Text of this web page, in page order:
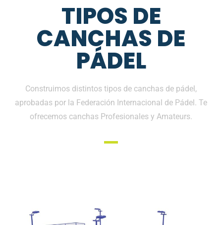
TIPOS DE
CANCHAS DE
PÁDEL
Construimos distintos tipos de canchas de pádel,
aprobadas por la Federación Internacional de Pádel. Te
ofrecemos canchas Profesionales y Amateurs.